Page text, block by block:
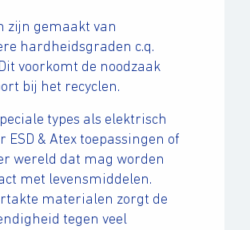
zijn gemaakt van
hardheidsgraden c.q.
voorkomt de noodzaak
bij het recyclen.
types als elektrisch
& Atex toepassingen of
wereld dat mag worden
met levensmiddelen.
materialen zorgt de
tegen veel